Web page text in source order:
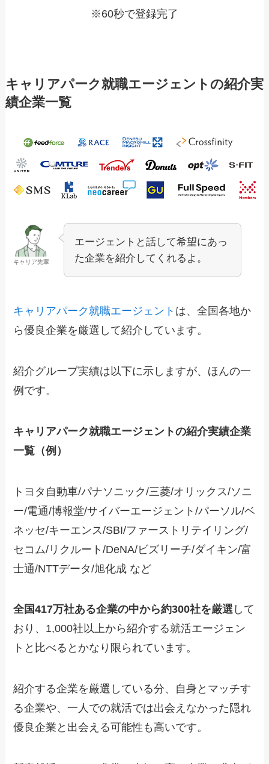
※60秒で登録完了
キャリアパーク就職エージェントの紹介実
績企業一覧
キャリア先輩
エージェントと話して希望にあっ
た企業を紹介してくれるよ。
キャリアパーク就職エージェント は、全国各地か
ら優良企業を厳選して紹介しています。
紹介グループ実績は以下に示しますが、ほんの一
例です。
キャリアパーク就職エージェントの紹介実績企業
一覧（例）
トヨタ自動車/パナソニック/三菱/オリックス/ソニ
ー/電通/博報堂/サイバーエージェント/パーソル/ベ
ネッセ/キーエンス/SBI/ファーストリテイリング/
セコム/リクルート/DeNA/ビズリーチ/ダイキン/富
士通/NTTデータ/旭化成 など
全国417万社ある企業の中から約300社を厳選 して
おり、1,000社以上から紹介する就活エージェン
トと比べるとかなり限られています。
紹介する企業を厳選している分、自身とマッチす
る企業や、一人での就活では出会えなかった隠れ
優良企業と出会える可能性も高いです。